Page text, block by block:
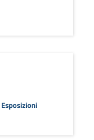
Esposizioni